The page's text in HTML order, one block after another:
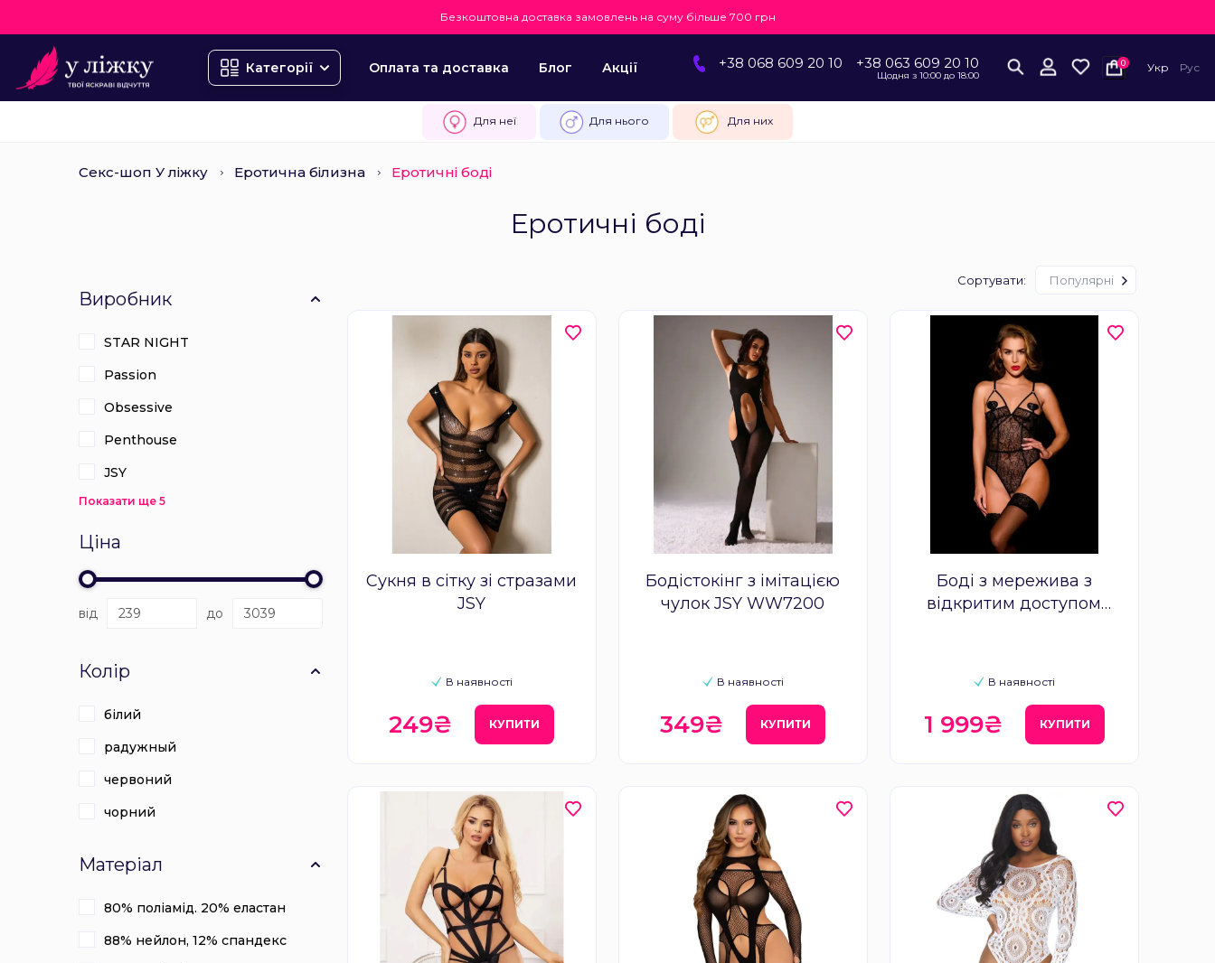
Безкоштовна доставка замовлень на суму більше 700 грн
Категорії Оплата та доставка Блог Акції +38 068 609 20 10 +38 063 609 20 10
Щодня з 10:00 до 18:00
0 Укр Рус
Для неї Для нього Для них
Секс-шоп У ліжку Еротична білизна Еротичні боді
Еротичні боді
Виробник
STAR NIGHT
Passion
Obsessive
Penthouse
JSY
Показати ще 5
Ціна
від до
Колір
білий
радужный
червоний
чорний
Матеріал
80% поліамід. 20% еластан
88% нейлон, 12% спандекс
Сортувати: Популярні
Сукня в сітку зі стразами
JSY
В наявності
249₴ КУПИТИ
Бодістокінг з імітацією
чулок JSY WW7200
В наявності
349₴ КУПИТИ
Боді з мережива з
відкритим доступом
В наявності
1 999₴ КУПИТИ